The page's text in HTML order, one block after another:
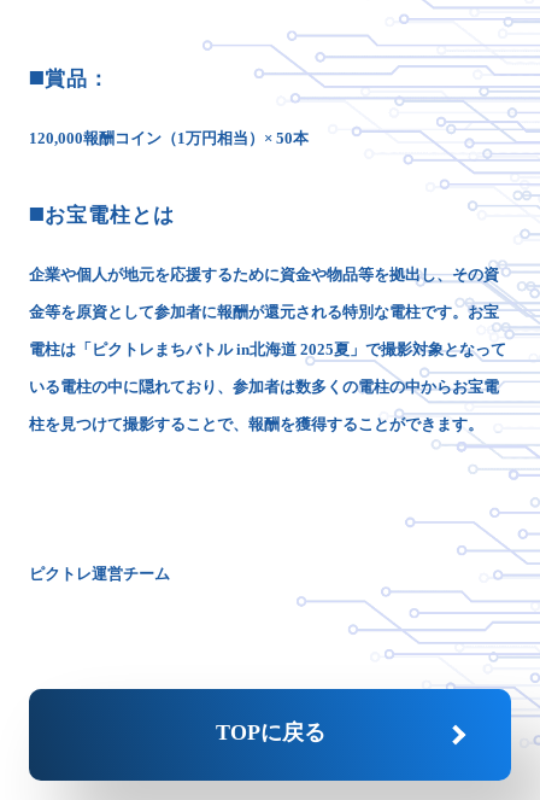
◼️賞品：
120,000報酬コイン（1万円相当）× 50本
◼️お宝電柱とは
企業や個人が地元を応援するために資金や物品等を拠出し、その資
金等を原資として参加者に報酬が還元される特別な電柱です。お宝
電柱は「ピクトレまちバトル in北海道 2025夏」で撮影対象となって
いる電柱の中に隠れており、参加者は数多くの電柱の中からお宝電
柱を見つけて撮影することで、報酬を獲得することができます。
ピクトレ運営チーム
TOPに戻る